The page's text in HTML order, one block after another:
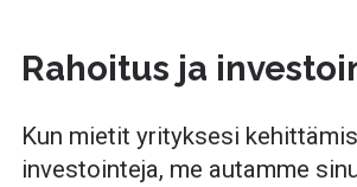
Rahoitus ja
Kun mietit yrityksesi
investointeja, me autamme